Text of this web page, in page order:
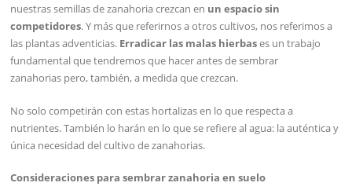
nuestras semillas de zanahoria crezcan en un espacio sin
competidores. Y más que referirnos a otros cultivos, nos referimos a
las plantas adventicias. Erradicar las malas hierbases un trabajo
fundamental que tendremos que hacer antes de sembrar
zanahorias pero, también, a medida que crezcan.
No solo competirán con estas hortalizas en lo que respecta a
nutrientes. También lo harán en lo que se refiere al agua: la auténtica y
única necesidad del cultivo de zanahorias.
Consideraciones para sembrar zanahoria en suelo